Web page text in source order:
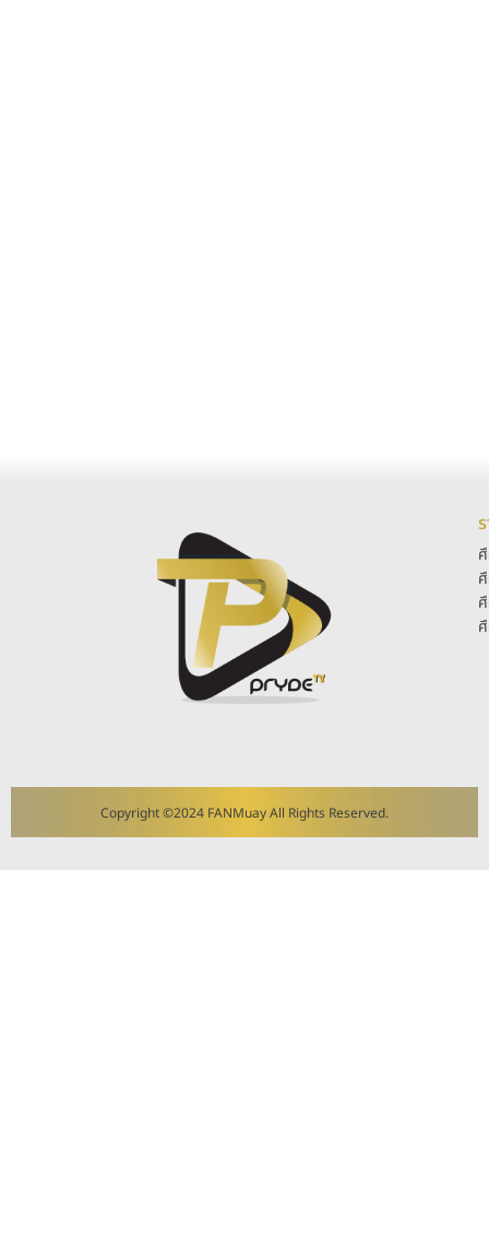
Copyright ©2024 FANMuay All Rights Reserved.